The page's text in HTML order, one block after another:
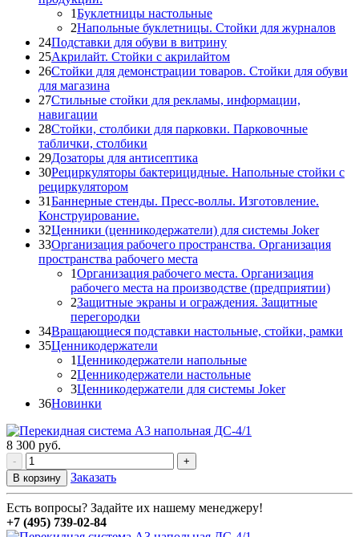
1Буклетницы настольные
2Напольные буклетницы. Стойки для журналов
24Подставки для обуви в витрину
25Акрилайт. Стойки с акрилайтом
26Стойки для демонстрации товаров. Стойки для обуви
для магазина
27Стильные стойки для рекламы, информации,
навигации
28Стойки, столбики для парковки. Парковочные
таблички, столбики
29Дозаторы для антисептика
30Рециркуляторы бактерицидные. Напольные стойки с
рециркулятором
31Баннерные стенды. Пресс-воллы. Изготовление.
Конструирование.
32Ценники (ценникодержатели) для системы Joker
33Организация рабочего пространства. Организация
пространства рабочего места
1Организация рабочего места. Организация
рабочего места на производстве (предприятии)
2Защитные экраны и ограждения. Защитные
перегородки
34Вращающиеся подставки настольные, стойки, рамки
35Ценникодержатели
1Ценникодержатели напольные
2Ценникодержатели настольные
3Ценникодержатели для системы Joker
36Новинки
8 300 руб.
-
+
В корзину
Заказать
Есть вопросы? Задайте их нашему менеджеру!
+7 (495) 739-02-84